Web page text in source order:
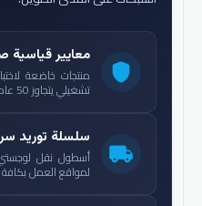
shield
معايير قياسية
منتجات خاضعة
تشغيلي يتجاوز 50 عاماً.
local_shipping
سلسلة توريد
أسطول نقل
لمواقع العمل